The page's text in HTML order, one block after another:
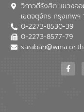
วิภาวดีรังสิต แขวงจ
เขตจตุจักร กรุงเทพฯ
0-2273-8530-39
0-2273-8577-79
saraban@wma.or.th